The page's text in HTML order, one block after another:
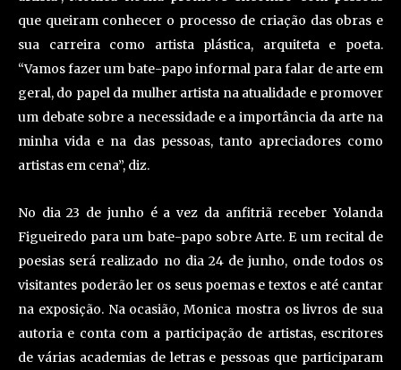
que queiram conhecer o processo de criação das obras e
sua carreira como artista plástica, arquiteta e poeta.
“Vamos fazer um bate-papo informal para falar de arte em
geral, do papel da mulher artista na atualidade e promover
um debate sobre a necessidade e a importância da arte na
minha vida e na das pessoas, tanto apreciadores como
artistas em cena”, diz.
No dia 23 de junho é a vez da anfitriã receber Yolanda
Figueiredo para um bate-papo sobre Arte. E um recital de
poesias será realizado no dia 24 de junho, onde todos os
visitantes poderão ler os seus poemas e textos e até cantar
na exposição. Na ocasião, Monica mostra os livros de sua
autoria e conta com a participação de artistas, escritores
de várias academias de letras e pessoas que participaram